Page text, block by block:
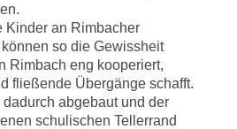
Kinder an Rimbacher
so die Gewissheit
Rimbach eng kooperiert,
fließende Übergänge schafft.
abgebaut und der
schulischen Tellerrand